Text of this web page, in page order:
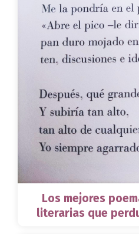
Los mejores
literarias que